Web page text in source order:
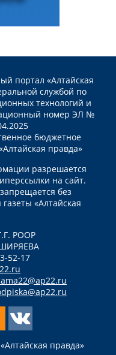
портал «Алтайская
службой по
технологий и
номер ЭЛ №
бюджетное
правда»
разрешается
на сайт.
без
«Алтайская
РООР
ШИРЯЕВА
52-17
правда»